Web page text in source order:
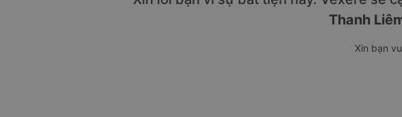
Thanh
Xin bạn